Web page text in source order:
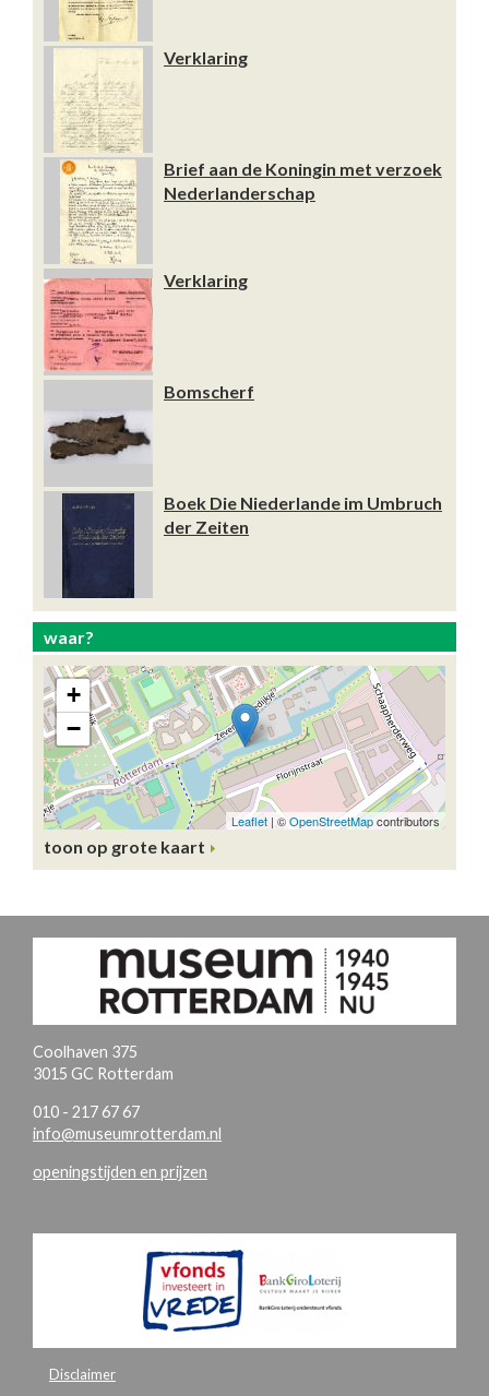
Verklaring
Brief aan de Koningin met verzoek
Nederlanderschap
Verklaring
Bomscherf
Boek Die Niederlande im Umbruch
der Zeiten
waar?
toon op grote kaart
Coolhaven 375
3015 GC Rotterdam
010 - 217 67 67
info@museumrotterdam.nl
openingstijden en prijzen
Disclaimer